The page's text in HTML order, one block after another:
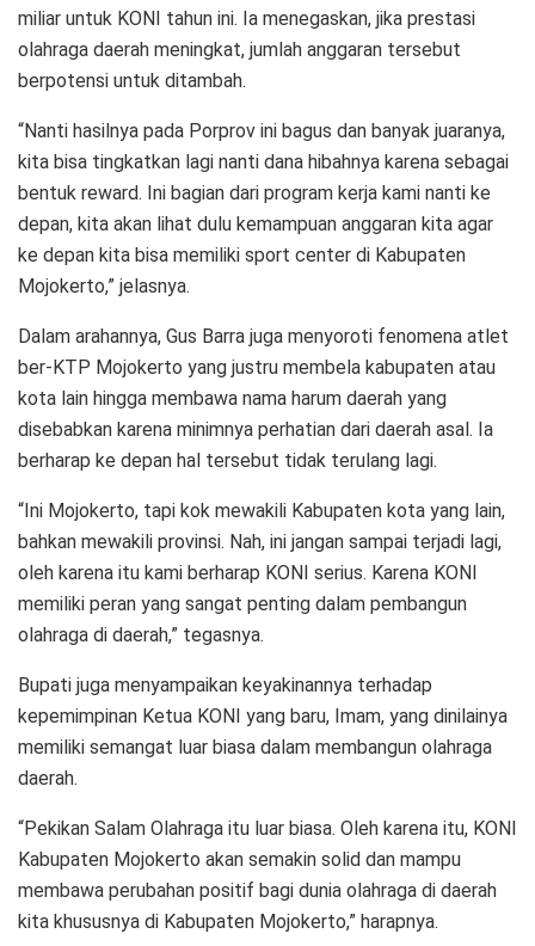
miliar untuk KONI tahun ini. Ia menegaskan, jika prestasi
olahraga daerah meningkat, jumlah anggaran tersebut
berpotensi untuk ditambah.
“Nanti hasilnya pada Porprov ini bagus dan banyak juaranya,
kita bisa tingkatkan lagi nanti dana hibahnya karena sebagai
bentuk reward. Ini bagian dari program kerja kami nanti ke
depan, kita akan lihat dulu kemampuan anggaran kita agar
ke depan kita bisa memiliki sport center di Kabupaten
Mojokerto,” jelasnya.
Dalam arahannya, Gus Barra juga menyoroti fenomena atlet
ber-KTP Mojokerto yang justru membela kabupaten atau
kota lain hingga membawa nama harum daerah yang
disebabkan karena minimnya perhatian dari daerah asal. Ia
berharap ke depan hal tersebut tidak terulang lagi.
“Ini Mojokerto, tapi kok mewakili Kabupaten kota yang lain,
bahkan mewakili provinsi. Nah, ini jangan sampai terjadi lagi,
oleh karena itu kami berharap KONI serius. Karena KONI
memiliki peran yang sangat penting dalam pembangun
olahraga di daerah,” tegasnya.
Bupati juga menyampaikan keyakinannya terhadap
kepemimpinan Ketua KONI yang baru, Imam, yang dinilainya
memiliki semangat luar biasa dalam membangun olahraga
daerah.
“Pekikan Salam Olahraga itu luar biasa. Oleh karena itu, KONI
Kabupaten Mojokerto akan semakin solid dan mampu
membawa perubahan positif bagi dunia olahraga di daerah
kita khususnya di Kabupaten Mojokerto,” harapnya.